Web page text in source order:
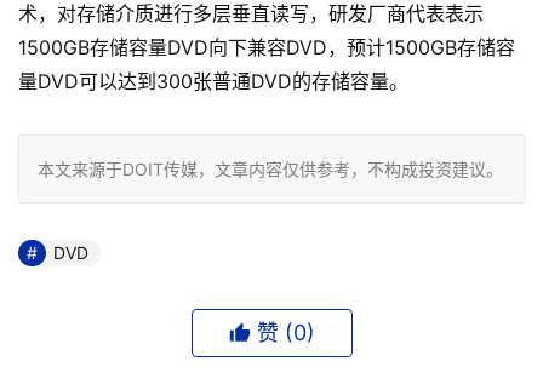
术，对存储介质进行多层垂直读写，研发厂商代表表示
1500GB存储容量DVD向下兼容DVD，预计1500GB存储容
量DVD可以达到300张普通DVD的存储容量。
本文来源于DOIT传媒，文章内容仅供参考，不构成投资建议。
DVD
赞 (0)